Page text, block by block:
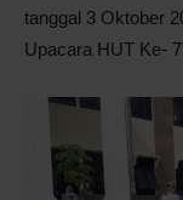
tanggal 3 Oktober
Upacara HUT Ke-